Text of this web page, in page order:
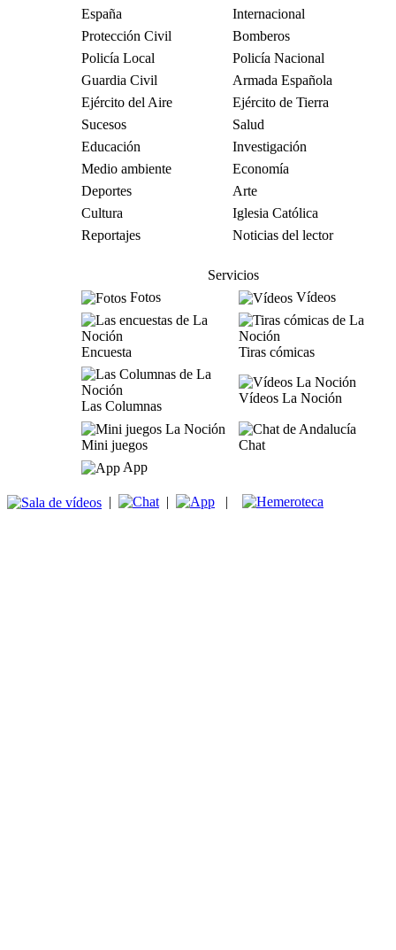
España
Internacional
Protección Civil
Bomberos
Policía Local
Policía Nacional
Guardia Civil
Armada Española
Ejército del Aire
Ejército de Tierra
Sucesos
Salud
Educación
Investigación
Medio ambiente
Economía
Deportes
Arte
Cultura
Iglesia Católica
Reportajes
Noticias del lector
Servicios
Fotos
Vídeos
Encuesta Tiras cómicas
Las Columnas
Vídeos La Noción
Mini juegos
Chat
App
| | |